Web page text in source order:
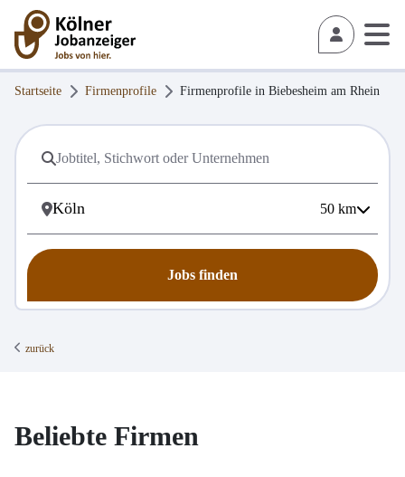
Startseite Firmenprofile Firmenprofile in Biebesheim am Rhein
50 km
Jobs finden
zurück
Beliebte Firmen